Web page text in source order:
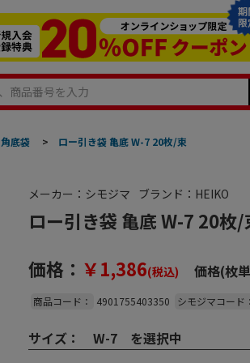
期
限
角底袋 > ロー引き袋 亀底 W-7 20枚/束
メーカー：シモジマ ブランド：HEIKO
ロー引き袋 亀底 W-7 20枚/
価格： ￥1,386(税込) 価格(枚
商品コード： 4901755403350 シモジマコード：
サイズ： W-7 を選択中